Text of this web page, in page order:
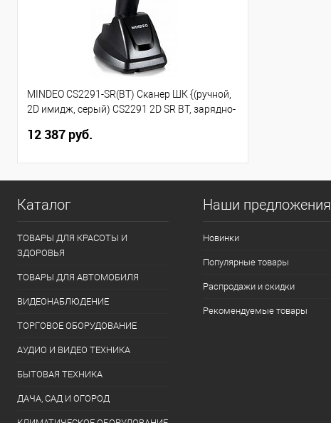
MINDEO CS2291-SR(BT) Сканер ШК {(ручной,
2D имидж, серый) CS2291 2D SR BT, зарядно-
12 387 руб.
Каталог
ТОВАРЫ ДЛЯ КРАСОТЫ И
ЗДОРОВЬЯ
ТОВАРЫ ДЛЯ АВТОМОБИЛЯ
ВИДЕОНАБЛЮДЕНИЕ
ТОРГОВОЕ ОБОРУДОВАНИЕ
АУДИО И ВИДЕО ТЕХНИКА
БЫТОВАЯ ТЕХНИКА
ДАЧА, САД И ОГОРОД
Наши предложения
Новинки
Популярные товары
Распродажи и скидки
Рекомендуемые товары